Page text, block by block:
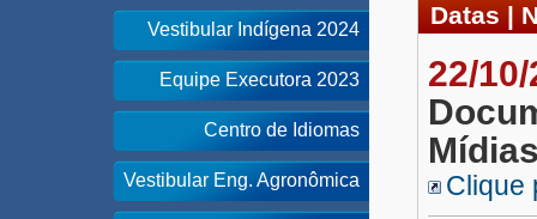
Vestibular Indígena 2024
Equipe Executora 2023
Centro de Idiomas
Vestibular Eng. Agronômica
Datas |
22/
Clique